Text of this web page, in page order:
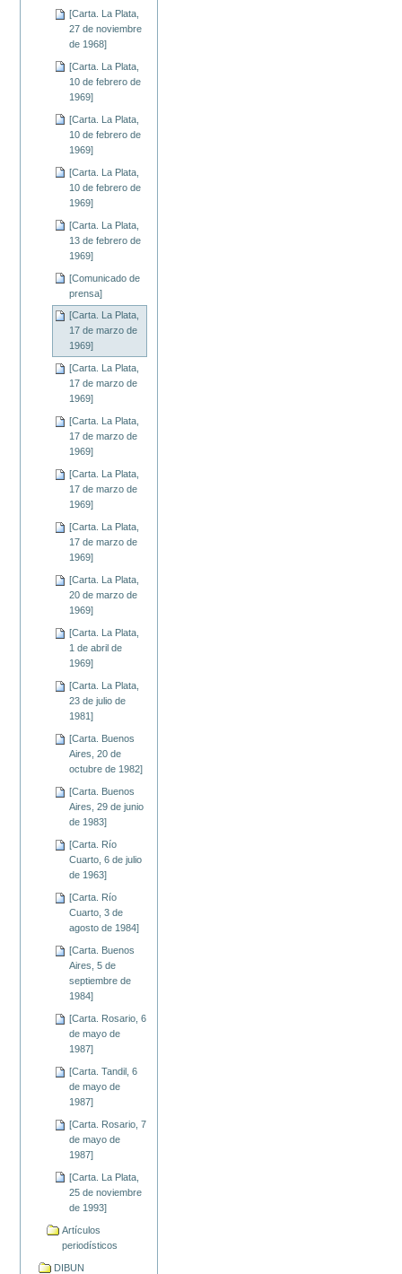
[Carta. La Plata,
27 de noviembre
de 1968]
[Carta. La Plata,
10 de febrero de
1969]
[Carta. La Plata,
10 de febrero de
1969]
[Carta. La Plata,
10 de febrero de
1969]
[Carta. La Plata,
13 de febrero de
1969]
[Comunicado de
prensa]
[Carta. La Plata,
17 de marzo de
1969]
[Carta. La Plata,
17 de marzo de
1969]
[Carta. La Plata,
17 de marzo de
1969]
[Carta. La Plata,
17 de marzo de
1969]
[Carta. La Plata,
17 de marzo de
1969]
[Carta. La Plata,
20 de marzo de
1969]
[Carta. La Plata,
1 de abril de
1969]
[Carta. La Plata,
23 de julio de
1981]
[Carta. Buenos
Aires, 20 de
octubre de 1982]
[Carta. Buenos
Aires, 29 de junio
de 1983]
[Carta. Río
Cuarto, 6 de julio
de 1963]
[Carta. Río
Cuarto, 3 de
agosto de 1984]
[Carta. Buenos
Aires, 5 de
septiembre de
1984]
[Carta. Rosario, 6
de mayo de
1987]
[Carta. Tandil, 6
de mayo de
1987]
[Carta. Rosario, 7
de mayo de
1987]
[Carta. La Plata,
25 de noviembre
de 1993]
Artículos
periodísticos
DIBUN